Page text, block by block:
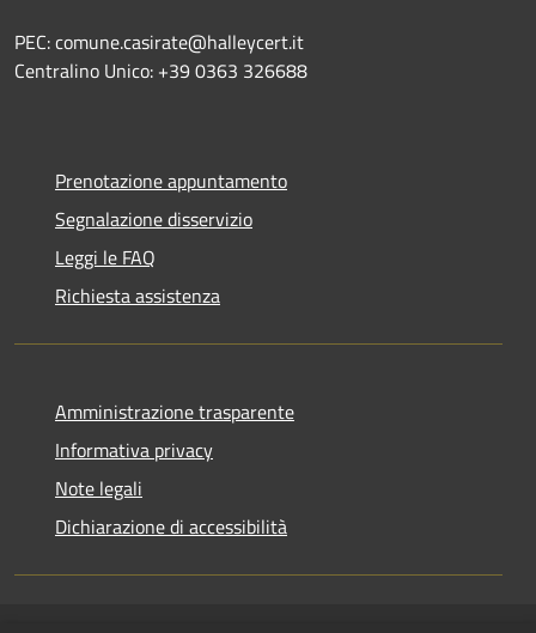
PEC: comune.casirate@halleycert.it
Centralino Unico: +39 0363 326688
Prenotazione appuntamento
Segnalazione disservizio
Leggi le FAQ
Richiesta assistenza
Amministrazione trasparente
Informativa privacy
Note legali
Dichiarazione di accessibilità